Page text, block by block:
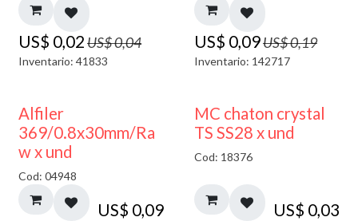
US$ 0,02US$0,04
Inventario: 41833
US$ 0,09US$0,19
Inventario: 142717
Alfiler
369/0.8x30mm/Ra
w x und
Cod: 04948
US$ 0,09
MC chaton crystal
TS SS28 x und
Cod: 18376
US$ 0,03